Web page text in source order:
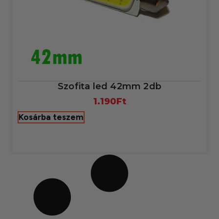
Szofita led 42mm 2db
1.190Ft
Kosárba teszem